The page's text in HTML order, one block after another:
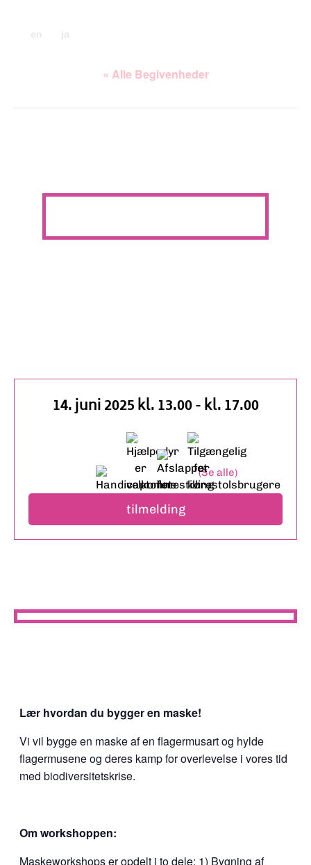
en ja
« Alle Begivenheder
14. juni 2025 kl. 13.00-kl. 17.00
Serie af begivenheder(Se alle)
tilmelding
Lær hvordan du bygger en maske!
Vi vil bygge en maske af en flagermusart og hylde
flagermusene og deres kamp for overlevelse i vores tid
med biodiversitetskrise.
Om workshoppen:
Maskeworkshops er opdelt i to dele: 1) Bygning af